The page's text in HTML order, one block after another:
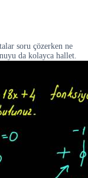
soru çözerken ne
da kolayca hallet.